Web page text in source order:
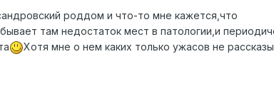
роддом и что-то мне кажется,что
там недостаток мест в патологии,и
Хотя мне о нем каких только ужасов не